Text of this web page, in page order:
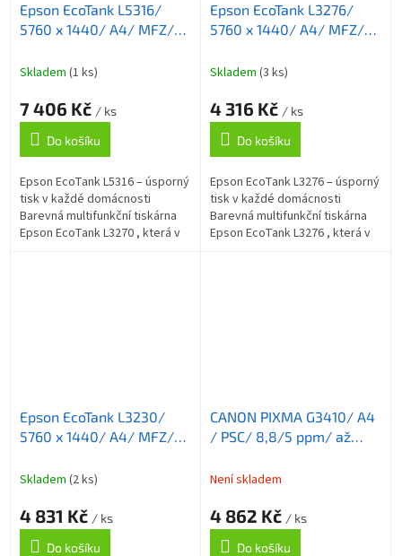
Epson EcoTank L5316/
5760 x 1440/ A4/ MFZ/
Wi-Fi/ USB/ 5 let záruka
Skladem (1 ks)
7 406 Kč / ks
Do košíku
Epson EcoTank L5316 – úsporný
tisk v každé domácnosti
Barevná multifunkční tiskárna
Epson EcoTank L3270 , která v
Epson EcoTank L3276/
5760 x 1440/ A4/ MFZ/
5 let záruka po registraci
Skladem (3 ks)
4 316 Kč / ks
Do košíku
Epson EcoTank L3276 – úsporný
tisk v každé domácnosti
Barevná multifunkční tiskárna
Epson EcoTank L3276 , která v
Epson EcoTank L3230/
5760 x 1440/ A4/ MFZ/
záruka po registraci
Skladem (2 ks)
4 831 Kč / ks
Do košíku
CANON PIXMA G3410/ A4
/ PSC/ 8,8/5 ppm/ až
CISS/ USB/ černá
Není skladem
4 862 Kč / ks
Do košíku